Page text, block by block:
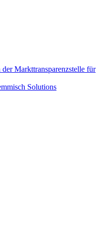
Markttransparenzstelle für
Solutions